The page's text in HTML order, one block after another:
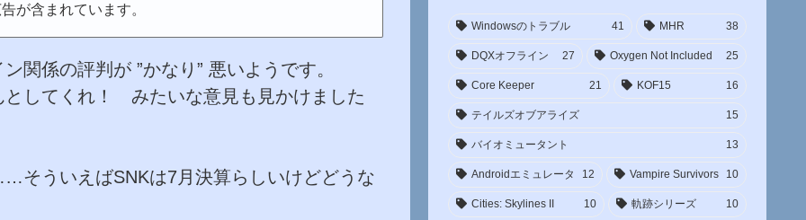
が含まれています。
関係の評判が ”かなり” 悪いようです。
してくれ！ みたいな意見も見かけました
そういえばSNKは7月決算らしいけどどうな
Windowsのトラブル 41 MHR 38
DQXオフライン 27 Oxygen Not Included 25
Core Keeper 21 KOF15 16
テイルズオブアライズ 15
バイオミュータント 13
Androidエミュレータ 12 Vampire Survivors 10
Cities: Skylines II 10 軌跡シリーズ 10